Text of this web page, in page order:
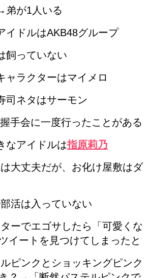
弟が1人いる
イドルはAKB48グループ
飼っていない
ャラクターはマイメロ
司ネタはサーモン
手会に一度行ったことがある
なアイドルは指原莉乃
大丈夫だが、お化け屋敷はダ
活は入っていない
ーでエゴサしたら「可愛くな
イートを見つけてしまったと
ピンクとショッキングピンク